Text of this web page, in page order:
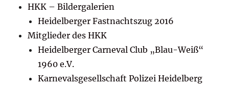
HKK – Bildergalerien
Heidelberger Fastnachtszug 2016
Mitglieder des HKK
Heidelberger Carneval Club „Blau-Weiß“
1960 e.V.
Karnevalsgesellschaft Polizei Heidelberg